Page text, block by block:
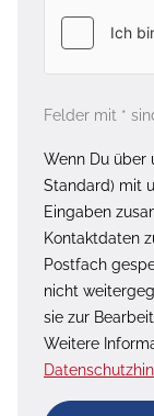
Felder mit *
Wenn Du über
Standard) mit
Eingaben
Kontaktdaten
Postfach
nicht
sie zur
Weitere